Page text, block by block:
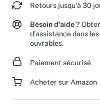
Retours jusqu'à 30
Besoin d'aide ?
d'assistance dans
ouvrables.
Paiement sécurisé
Acheter sur Amazon